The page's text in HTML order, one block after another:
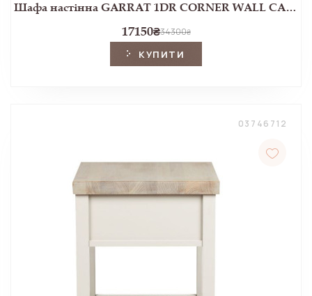
Шафа настінна GARRAT 1DR CORNER WALL CABINET 78*61*33 (Dark Chestnut)
17150₴34300₴
КУПИТИ
03746712